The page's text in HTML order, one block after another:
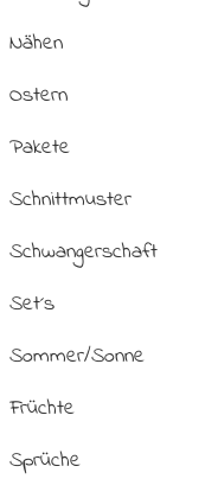
Nähen
Ostern
Pakete
Schnittmuster
Schwangerschaft
Set´s
Sommer/Sonne
Früchte
Sprüche